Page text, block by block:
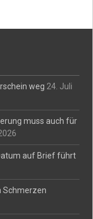
weg 24. Juli
muss auch für
auf Brief führt
Schmerzen